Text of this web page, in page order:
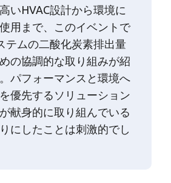
いHVAC設計から環境に
用まで、このイベントで
テムの二酸化炭素排出量
の協調的な取り組みが紹
パフォーマンスと環境へ
優先するソリューション
献身的に取り組んでいる
にしたことは刺激的でし